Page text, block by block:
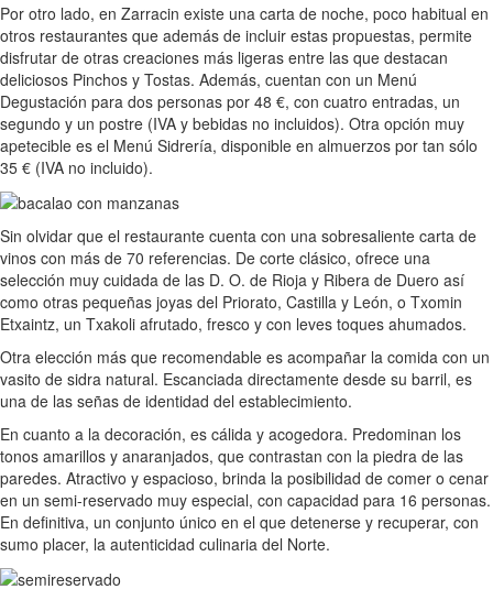
Por otro lado, en Zarracin existe una carta de noche, poco habitual en
otros restaurantes que además de incluir estas propuestas, permite
disfrutar de otras creaciones más ligeras entre las que destacan
deliciosos Pinchos y Tostas. Además, cuentan con un Menú
Degustación para dos personas por 48 €, con cuatro entradas, un
segundo y un postre (IVA y bebidas no incluidos). Otra opción muy
apetecible es el Menú Sidrería, disponible en almuerzos por tan sólo
35 € (IVA no incluido).
Sin olvidar que el restaurante cuenta con una sobresaliente carta de
vinos con más de 70 referencias. De corte clásico, ofrece una
selección muy cuidada de las D. O. de Rioja y Ribera de Duero así
como otras pequeñas joyas del Priorato, Castilla y León, o Txomin
Etxaintz, un Txakoli afrutado, fresco y con leves toques ahumados.
Otra elección más que recomendable es acompañar la comida con un
vasito de sidra natural. Escanciada directamente desde su barril, es
una de las señas de identidad del establecimiento.
En cuanto a la decoración, es cálida y acogedora. Predominan los
tonos amarillos y anaranjados, que contrastan con la piedra de las
paredes. Atractivo y espacioso, brinda la posibilidad de comer o cenar
en un semi-reservado muy especial, con capacidad para 16 personas.
En definitiva, un conjunto único en el que detenerse y recuperar, con
sumo placer, la autenticidad culinaria del Norte.